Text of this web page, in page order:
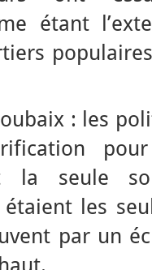
étant
: les
pour
la seule
les
par un